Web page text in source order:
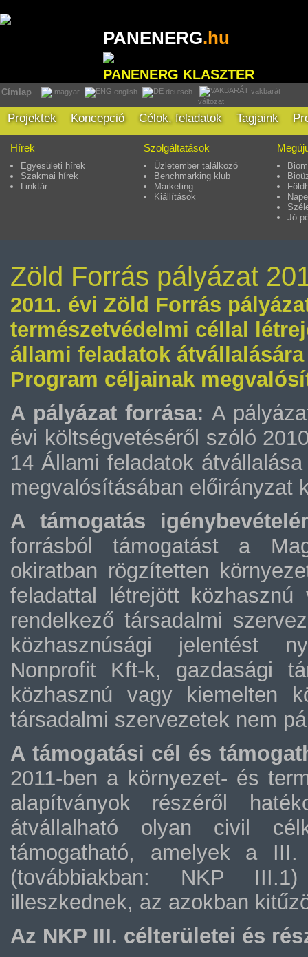
PANENERG.hu
PANENERG KLASZTER
Címlap magyar english deutsch
vakbarát
változat
Projektek Koncepció Célok, feladatok Tagjaink
Hírek
Egyesületi hírek
Szakmai hírek
Linktár
Szolgáltatások
Üzletember találkozó
Benchmarking klub
Marketing
Kiállítások
Jó
Zöld Forrás pályázat
2011. évi Zöld Forrás
természetvédelmi céllal
állami feladatok
Program céljainak
A pályázat forrása:A
évi költségvetéséről szóló
14 Állami feladatok
megvalósításában előirányzat
A támogatás
forrásból támogatást a
okiratban rögzítetten
feladattal létrejött
rendelkező társadalmi
közhasznúsági jelentést
Nonprofit Kft-k, gazdasági
közhasznú vagy kiemelten
társadalmi szervezetek nem
A támogatási cél és
2011-ben a környezet- és
alapítványok részéről
átvállalható olyan civil
támogatható, amelyek a III.
(továbbiakban: NKP
illeszkednek, az azokban
Az NKP III. célterületei és